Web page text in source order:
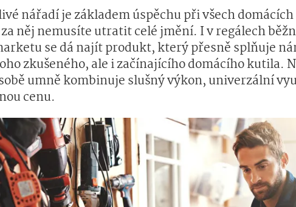
nářadí je základem úspěchu při všech
něj nemusíte utratit celé jmění. I v regálech
se dá najít produkt, který přesně splňuje
zkušeného, ale i začínajícího domácího kutila.
umně kombinuje slušný výkon, univerzální
cenu.